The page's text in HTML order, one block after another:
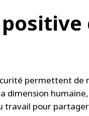
permettent de
dimension
travail pour